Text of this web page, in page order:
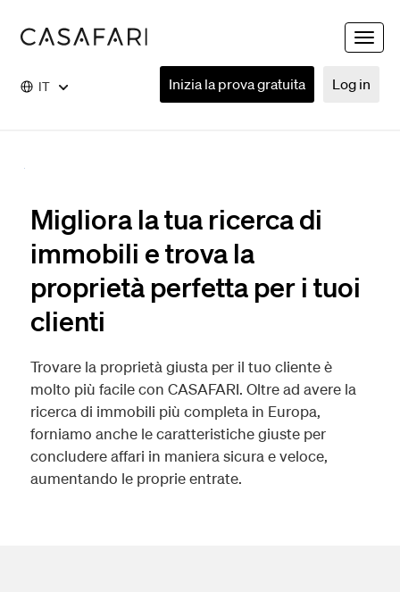
Toggle
IT Log in
Inizia la prova gratuita
Migliora la tua ricerca di
immobili e trova la
proprietà perfetta per i tuoi
clienti
Trovare la proprietà giusta per il tuo cliente è
molto più facile con CASAFARI. Oltre ad avere la
ricerca di immobili più completa in Europa,
forniamo anche le caratteristiche giuste per
concludere affari in maniera sicura e veloce,
aumentando le proprie entrate.